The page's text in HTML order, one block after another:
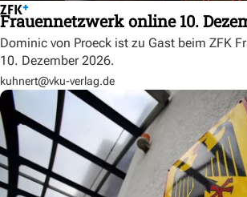
Frauennetzwerk online 10.
Dominic von Proeck ist zu Gast beim ZFK
10. Dezember 2026.
kuhnert@vku-verlag.de